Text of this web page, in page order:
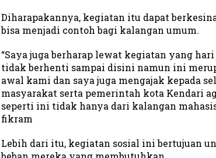
Diharapakannya, kegiatan itu dapat
bisa menjadi contoh bagi kalangan umum.
“Saya juga berharap lewat kegiatan yang
tidak berhenti sampai disini namun ini
awal kami dan saya juga mengajak kepada
masyarakat serta pemerintah kota Kendari
seperti ini tidak hanya dari kalangan
fikram
Lebih dari itu, kegiatan sosial ini bertujuan